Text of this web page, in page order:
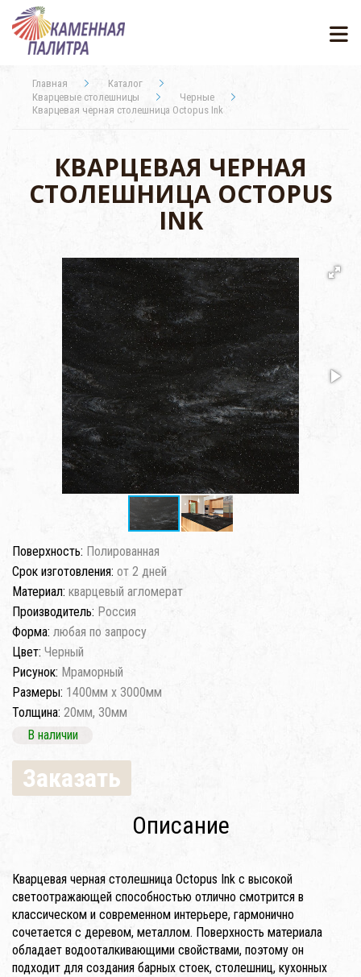
Главная
Каталог
Кварцевые столешницы
Черные
Кварцевая черная столешница Octopus Ink
КВАРЦЕВАЯ ЧЕРНАЯ
СТОЛЕШНИЦА OCTOPUS
INK
Поверхность: Полированная
Срок изготовления: от 2 дней
Материал: кварцевый агломерат
Производитель: Россия
Форма: любая по запросу
Цвет: Черный
Рисунок: Мраморный
Размеры: 1400мм x 3000мм
Толщина: 20мм, 30мм
В наличии
Заказать
Описание
Кварцевая черная столешница Octopus Ink с высокой
светоотражающей способностью отлично смотрится в
классическом и современном интерьере, гармонично
сочетается с деревом, металлом. Поверхность материала
обладает водооталкивающими свойствами, поэтому он
подходит для создания барных стоек, столешниц, кухонных